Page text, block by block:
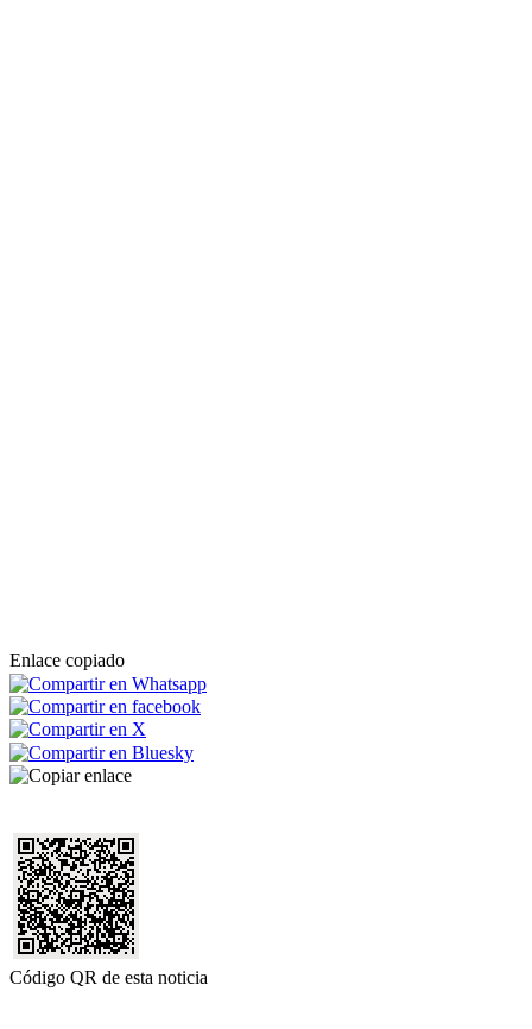
Enlace copiado
Código QR de esta noticia